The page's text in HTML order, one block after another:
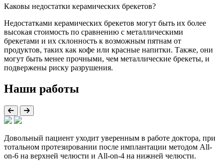
Каковы недостатки керамических брекетов?
Недостатками керамических брекетов могут быть их более
высокая стоимость по сравнению с металлическими
брекетами и их склонность к возможным пятнам от
продуктов, таких как кофе или красные напитки. Также, они
могут быть менее прочными, чем металлические брекеты, и
подвержены риску разрушения.
Наши работы
Довольный пациент уходит уверенным в работе доктора, при
тотальном протезировании после имплантации методом All-
on-6 на верхней челюсти и All-on-4 на нижней челюсти.